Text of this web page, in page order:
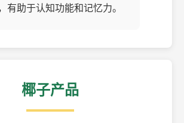
有助于认知功能和记忆力。
椰子产品